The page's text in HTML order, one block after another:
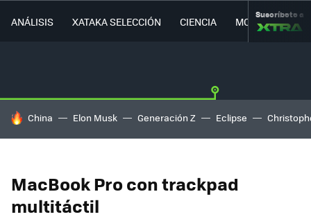
ANÁLISIS XATAKA SELECCIÓN CIENCIA MOVILIDAD
Suscríbete a
HOY SE HABLA DE
China Elon Musk Generación Z Eclipse
MacBook Pro con trackpad
multitáctil